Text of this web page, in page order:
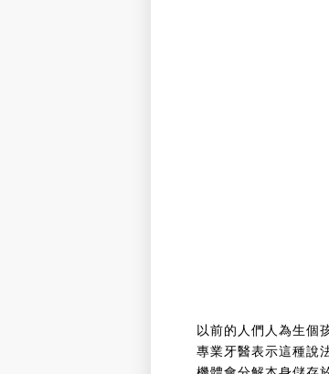
以前的人們人為生個
專業牙醫表示這種說